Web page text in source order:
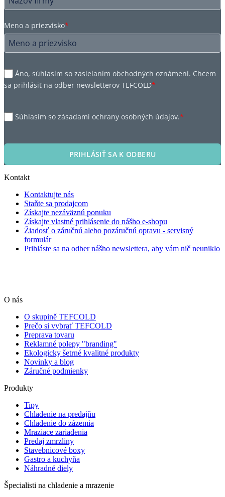
Meno a priezvisko*
Áno, súhlasím so zasielaním obchodných oznámeni. Chcem
sa prihlásiť na odber newsletterov TEFCOLD*
Súhlasím so zásadami ochrany osobných údajov.*
PRIHLÁSIŤ SA K ODBERU
Kontakt
Kontaktujte nás
Staňte sa prodajcom
Získajte nezáväznú ponuku
Získajte vlastné prihlásenie do nášho e-shopu
Žiadosť o záručnú alebo pozáručnú opravu - servisný
formulár
Prihláste sa na odber nášho newslettera, aby vám nič neuniklo
O nás
O skupině TEFCOLD
Prečo si vybrať TEFCOLD
Preprava tovaru
Reklamné polepy "branding"
Ekologicky šetrné kvalitné produkty
Novinky a blog
Záručné podmienky
Produkty
Tipy
Chladenie na predajňu
Chladenie do zázemia
Mraziace zariadenia
Predaj zmrzliny
Stavebnicové boxy
Gastro a kuchyňa
Náhradné diely
Špecialisti na chladenie a mrazenie